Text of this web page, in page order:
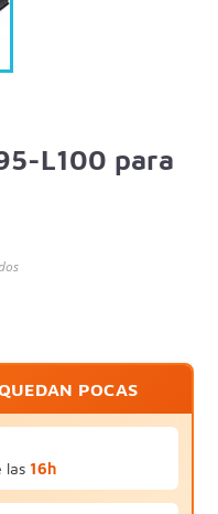
L100 para
POCAS
las 16h